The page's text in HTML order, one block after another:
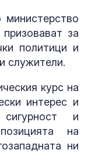
за
политици и
служители.
курс на
интерес и
и
на
ни